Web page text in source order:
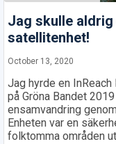
Jag skulle aldrig
satellitenhet!
October 13, 2020
Jag hyrde en InReach
på Gröna Bandet
ensamvandring
Enheten var en
folktomma områden